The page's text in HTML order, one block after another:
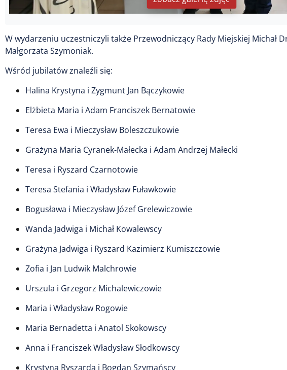
W wydarzeniu uczestniczyli także Przewodniczący Rady Miejskiej Michał
Małgorzata Szymoniak.
Wśród jubilatów znaleźli się:
Halina Krystyna i Zygmunt Jan Bączykowie
Elżbieta Maria i Adam Franciszek Bernatowie
Teresa Ewa i Mieczysław Boleszczukowie
Grażyna Maria Cyranek-Małecka i Adam Andrzej Małecki
Teresa i Ryszard Czarnotowie
Teresa Stefania i Władysław Fuławkowie
Bogusława i Mieczysław Józef Grelewiczowie
Wanda Jadwiga i Michał Kowalewscy
Grażyna Jadwiga i Ryszard Kazimierz Kumiszczowie
Zofia i Jan Ludwik Malchrowie
Urszula i Grzegorz Michalewiczowie
Maria i Władysław Rogowie
Maria Bernadetta i Anatol Skokowscy
Anna i Franciszek Władysław Słodkowscy
Krystyna Ryszarda i Bogdan Szymańscy